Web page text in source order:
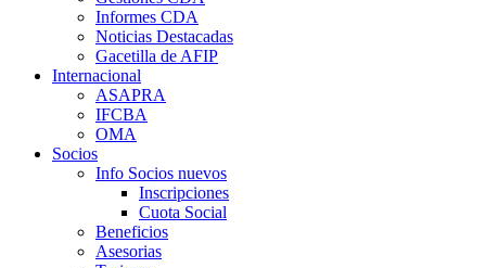
Informes CDA
Noticias Destacadas
Gacetilla de AFIP
Internacional
ASAPRA
IFCBA
OMA
Socios
Info Socios nuevos
Inscripciones
Cuota Social
Beneficios
Asesorias